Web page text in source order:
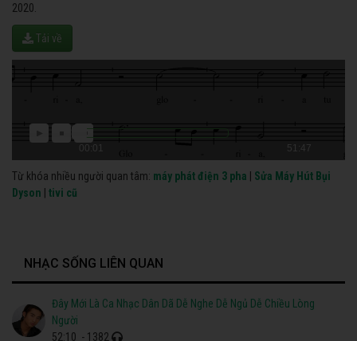
2020.
Tải về
00:01 51:47
Từ khóa nhiều người quan tâm: máy phát điện 3 pha
Sửa Máy Hút Bụi
Dyson
tivi cũ
NHẠC SỐNG LIÊN QUAN
Đây Mới Là Ca Nhạc Dân Dã Dễ Nghe Dễ Ngủ Dễ Chiều Lòng
Người
52:10 - 1382